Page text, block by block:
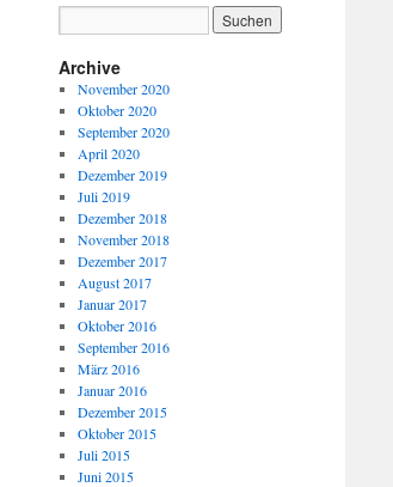
Archive
November 2020
Oktober 2020
September 2020
April 2020
Dezember 2019
Juli 2019
Dezember 2018
November 2018
Dezember 2017
August 2017
Januar 2017
Oktober 2016
September 2016
März 2016
Januar 2016
Dezember 2015
Oktober 2015
Juli 2015
Juni 2015